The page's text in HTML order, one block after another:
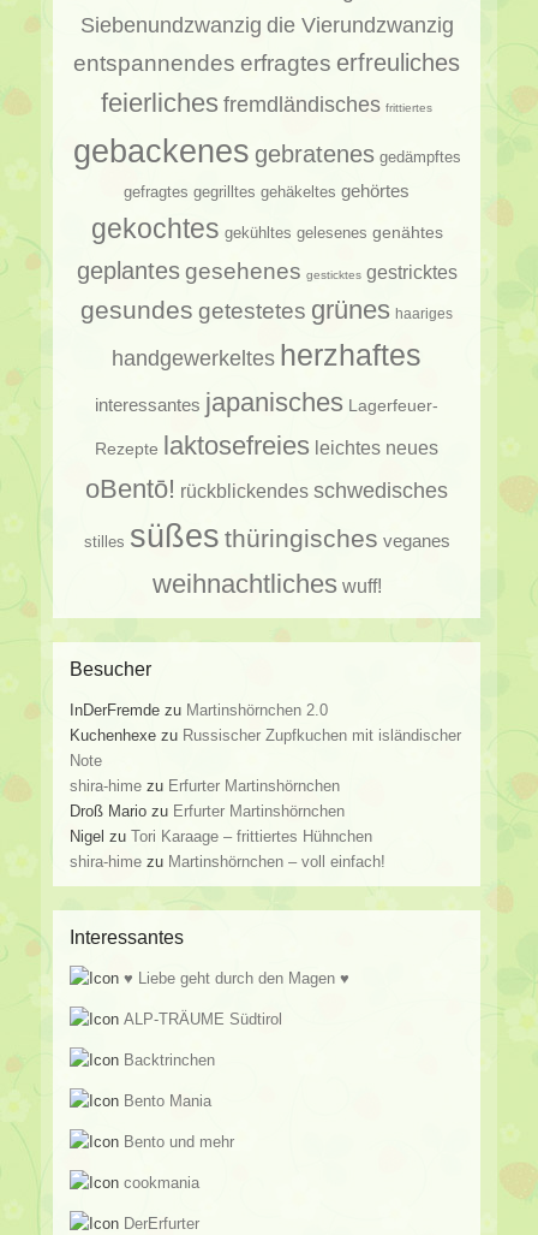
Siebenundzwanzig die Vierundzwanzig
entspannendes erfragtes erfreuliches
feierliches fremdländisches frittiertes
gebackenes gebratenes gedämpftes
gefragtes gegrilltes gehäkeltes gehörtes
gekochtes gekühltes gelesenes genähtes
geplantesgesehenes gesticktes gestricktes
gesundes getestetes grünes haariges
handgewerkeltes herzhaftes
interessantes japanisches Lagerfeuer-
Rezepte laktosefreies leichtes neues
oBentō! rückblickendes schwedisches
stilles süßes thüringisches veganes
weihnachtliches wuff!
Besucher
InDerFremde zu Martinshörnchen 2.0
Kuchenhexe zu Russischer Zupfkuchen mit isländischer
Note
shira-hime zu Erfurter Martinshörnchen
Droß Mario zu Erfurter Martinshörnchen
Nigel zuTori Karaage – frittiertes Hühnchen
shira-hime zu Martinshörnchen – voll einfach!
Interessantes
♥ Liebe geht durch den Magen ♥
ALP-TRÄUME Südtirol
Backtrinchen
Bento Mania
Bento und mehr
cookmania
DerErfurter